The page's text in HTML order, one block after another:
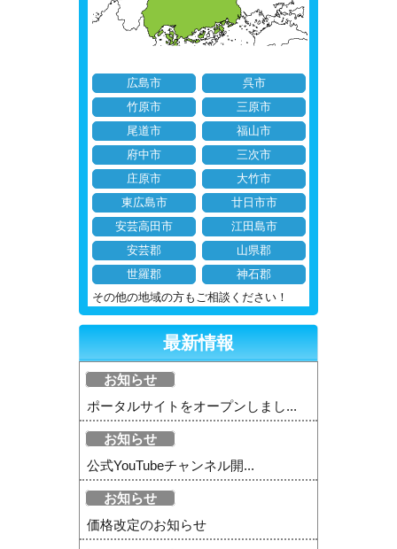
広島市
呉市
竹原市
三原市
尾道市
福山市
府中市
三次市
庄原市
大竹市
東広島市
廿日市市
安芸高田市
江田島市
安芸郡
山県郡
世羅郡
神石郡
その他の地域の方もご相談ください！
最新情報
お知らせ
ポータルサイトをオープンしまし...
お知らせ
公式YouTubeチャンネル開...
お知らせ
価格改定のお知らせ